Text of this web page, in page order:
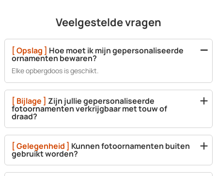
Veelgestelde vragen
[ Opslag ] Hoe moet ik mijn gepersonaliseerde
ornamenten bewaren?
Elke opbergdoos is geschikt.
[ Bijlage ] Zijn jullie gepersonaliseerde
fotoornamenten verkrijgbaar met touw of
draad?
[ Gelegenheid ] Kunnen fotoornamenten buiten
gebruikt worden?